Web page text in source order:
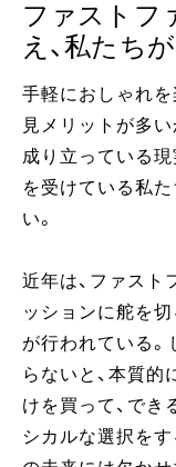
ファストフ
え、私たち
手軽におしゃれ
見メリットが多
成り立っている
を受けている私
い。
近年は、ファスト
ッションに舵を
が行われている。
らないと、本質
けを買って、でき
シカルな選択をす